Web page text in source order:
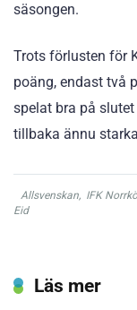
säsongen.
Trots förlusten för
poäng, endast två
spelat bra på
tillbaka ännu
Allsvenskan, IFK
Eid
Läs mer